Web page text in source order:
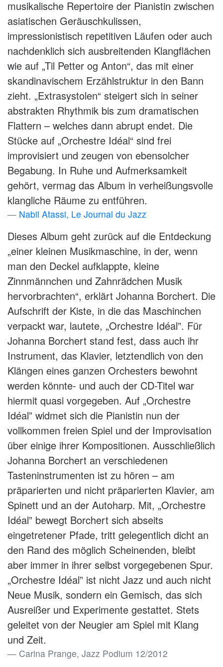
musikalische Repertoire der Pianistin zwischen
asiatischen Geräuschkulissen,
impressionistisch repetitiven Läufen oder auch
nachdenklich sich ausbreitenden Klangflächen
wie auf „Til Petter og Anton“, das mit einer
skandinavischem Erzählstruktur in den Bann
zieht. „Extrasystolen“ steigert sich in seiner
abstrakten Rhythmik bis zum dramatischen
Flattern – welches dann abrupt endet. Die
Stücke auf „Orchestre Idéal“ sind frei
improvisiert und zeugen von ebensolcher
Begabung. In Ruhe und Aufmerksamkeit
gehört, vermag das Album in verheißungsvolle
klangliche Räume zu entführen.
Nabil Atassi, Le Journal du Jazz
Dieses Album geht zurück auf die Entdeckung
„einer kleinen Musikmaschine, in der, wenn
man den Deckel aufklappte, kleine
Zinnmännchen und Zahnrädchen Musik
hervorbrachten“, erklärt Johanna Borchert. Die
Aufschrift der Kiste, in die das Maschinchen
verpackt war, lautete, „Orchestre Idéal”. Für
Johanna Borchert stand fest, dass auch ihr
Instrument, das Klavier, letztendlich von den
Klängen eines ganzen Orchesters bewohnt
werden könnte- und auch der CD-Titel war
hiermit quasi vorgegeben. Auf „Orchestre
Idéal” widmet sich die Pianistin nun der
vollkommen freien Spiel und der Improvisation
über einige ihrer Kompositionen. Ausschließlich
Johanna Borchert an verschiedenen
Tasteninstrumenten ist zu hören – am
präparierten und nicht präparierten Klavier, am
Spinett und an der Autoharp. Mit, „Orchestre
Idéal” bewegt Borchert sich abseits
eingetretener Pfade, tritt gelegentlich dicht an
den Rand des möglich Scheinenden, bleibt
aber immer in ihrer selbst vorgegebenen Spur.
„Orchestre Idéal” ist nicht Jazz und auch nicht
Neue Musik, sondern ein Gemisch, das sich
Ausreißer und Experimente gestattet. Stets
geleitet von der Neugier am Spiel mit Klang
und Zeit.
Carina Prange, Jazz Podium 12/2012